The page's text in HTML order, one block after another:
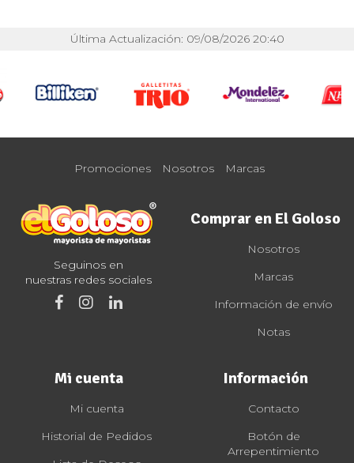
Última Actualización: 09/08/2026 20:40
Promociones Nosotros Marcas
Seguinos en
nuestras redes sociales
Comprar en El Goloso
Nosotros
Marcas
Información de envío
Notas
Mi cuenta
Mi cuenta
Historial de Pedidos
Información
Contacto
Botón de
Arrepentimiento